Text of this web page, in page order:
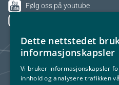
Følg oss på youtube
Dette nettstedet
informasjonskapsler
Vi bruker informasjonskapsler
innhold og analysere trafikken